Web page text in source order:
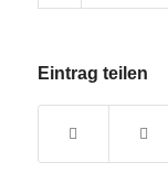
Eintrag teilen